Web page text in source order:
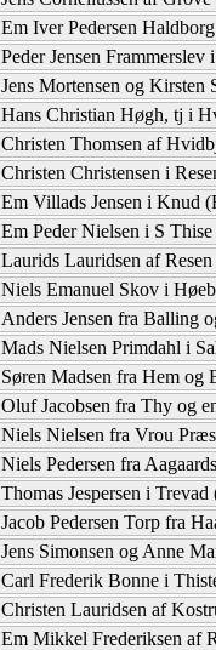
Em Iver Pedersen
Peder Jensen
Jens Mortensen og Kirsten
Hans Christian Høgh, tj i
Christen Thomsen af
Christen Christensen i
Em Villads Jensen i Knud
Em Peder Nielsen i S
Laurids Lauridsen af
Niels Emanuel Skov i
Anders Jensen fra Balling
Mads Nielsen Primdahl i
Søren Madsen fra Hem og
Oluf Jacobsen fra Thy og
Niels Nielsen fra Vrou
Niels Pedersen fra
Thomas Jespersen i
Jacob Pedersen Torp fra
Jens Simonsen og Anne
Carl Frederik Bonne i
Christen Lauridsen af
Em Mikkel Frederiksen af